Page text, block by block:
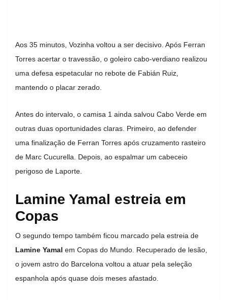
Aos 35 minutos, Vozinha voltou a ser decisivo. Após Ferran
Torres acertar o travessão, o goleiro cabo-verdiano realizou
uma defesa espetacular no rebote de Fabián Ruiz,
mantendo o placar zerado.
Antes do intervalo, o camisa 1 ainda salvou Cabo Verde em
outras duas oportunidades claras. Primeiro, ao defender
uma finalização de Ferran Torres após cruzamento rasteiro
de Marc Cucurella. Depois, ao espalmar um cabeceio
perigoso de Laporte.
Lamine Yamal estreia em
Copas
O segundo tempo também ficou marcado pela estreia de
Lamine Yamal em Copas do Mundo. Recuperado de lesão,
o jovem astro do Barcelona voltou a atuar pela seleção
espanhola após quase dois meses afastado.